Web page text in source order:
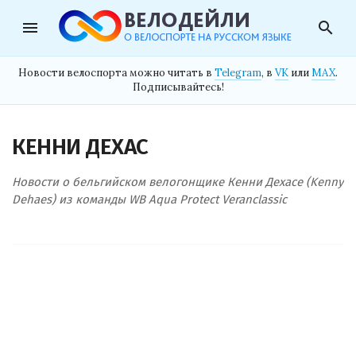
menu search
Новости велоспорта можно читать в Telegram, в VK илиMAX.
Подписывайтесь!
КЕННИ ДЕХАС
Новости о бельгийском велогонщике Кенни Дехасе (Kenny
Dehaes) из команды WB Aqua Protect Veranclassic